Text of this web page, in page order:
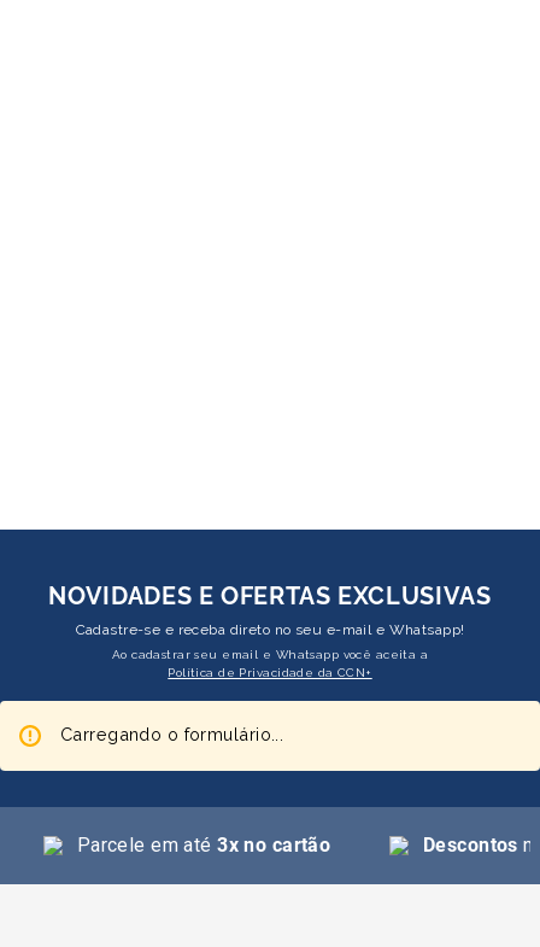
NOVIDADES E OFERTAS EXCLUSIVAS
Cadastre-se e receba direto no seu e-mail e Whatsapp!
Ao cadastrar seu email e Whatsapp você aceita a
Política de Privacidade da CCN+
Carregando o formulário...
Parcele em até3x no cartão Descontos